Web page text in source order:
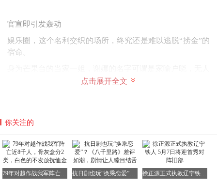
官宣即引发轰动
娱乐圈，这个名利交织的场所，终究还是难以逃脱“捞金”的
宿命。
然而，谁也没有料到，这位主持人竟然会突然宣布要举办个
人演唱会。
这不仅是她的跨界首秀，更具有特殊的意义——出道30周年
点击展开全文
你关注的
79年对越作战我军阵亡近8千人，骨灰盒分2类，白色的不发放抚恤金 抗日剧也玩“换乘恋爱”？《八千里路》差评如潮，剧情让人瞠目结舌 徐正源正式执教辽宁铁人 5月7日将迎首秀对阵旧部